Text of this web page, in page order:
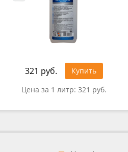
321 руб.
Купить
Цена за 1 литр: 321 руб.